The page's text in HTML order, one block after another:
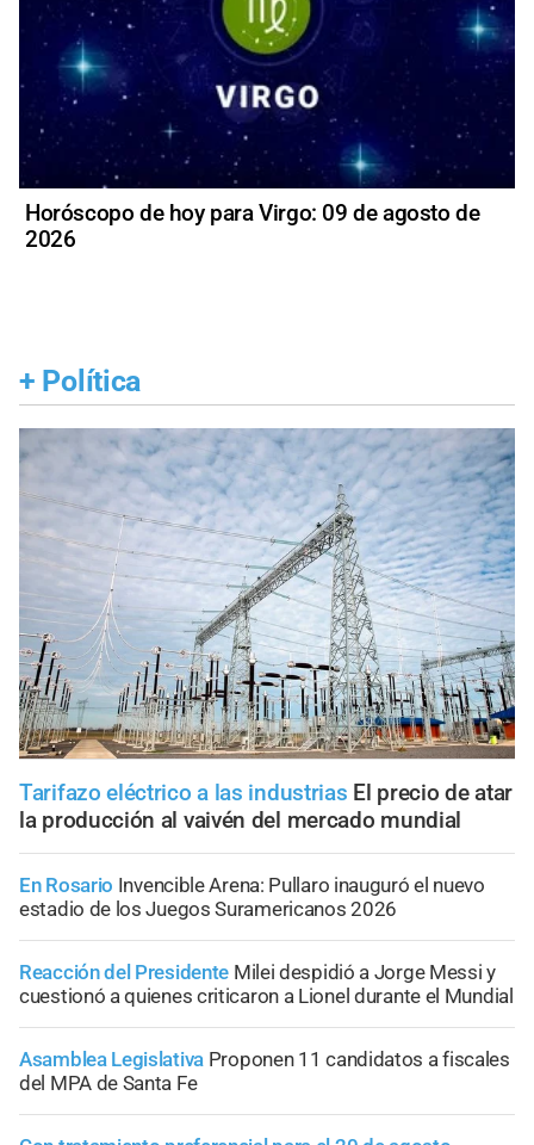
Horóscopo de hoy para Virgo: 09 de agosto de
2026
+ Política
Tarifazo eléctrico a las industrias El precio de atar
la producción al vaivén del mercado mundial
En Rosario Invencible Arena: Pullaro inauguró el nuevo
estadio de los Juegos Suramericanos 2026
Reacción del Presidente Milei despidió a Jorge Messi y
cuestionó a quienes criticaron a Lionel durante el Mundial
Asamblea Legislativa Proponen 11 candidatos a fiscales
del MPA de Santa Fe